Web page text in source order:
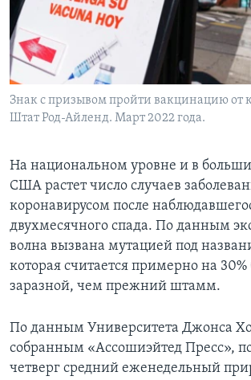
Learning English
СОЦИАЛЬНЫЕ СЕТИ
Знак с призывом пройти вакцинацию от
Штат Род-Айленд. Март 2022 года.
На национальном уровне и в
США растет число случаев
коронавирусом после
двухмесячного спада. По данным
волна вызвана мутацией под
которая считается примерно на 30%
заразной, чем прежний штамм.
По данным Университета Джонса
собранным «Ассошиэйтед Пресс»,
четверг средний еженедельный